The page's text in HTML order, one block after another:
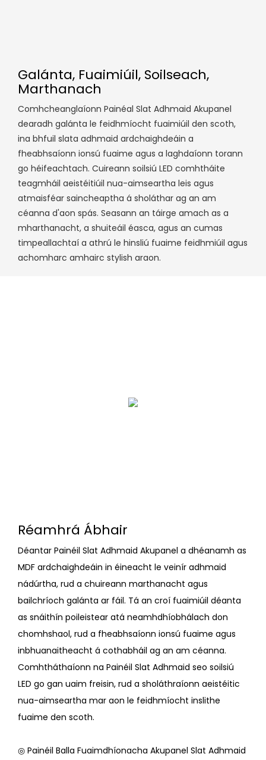
Galánta, Fuaimiúil, Soilseach,
Marthanach
Comhcheanglaíonn Painéal Slat Adhmaid Akupanel
dearadh galánta le feidhmíocht fuaimiúil den scoth,
ina bhfuil slata adhmaid ardchaighdeáin a
fheabhsaíonn ionsú fuaime agus a laghdaíonn torann
go héifeachtach. Cuireann soilsiú LED comhtháite
teagmháil aeistéitiúil nua-aimseartha leis agus
atmaisféar saincheaptha á sholáthar ag an am
céanna d'aon spás. Seasann an táirge amach as a
mharthanacht, a shuiteáil éasca, agus an cumas
timpeallachtaí a athrú le hinsliú fuaime feidhmiúil agus
achomharc amhairc stylish araon.
Réamhrá Ábhair
Déantar Painéil Slat Adhmaid Akupanel a dhéanamh as
MDF ardchaighdeáin in éineacht le veinír adhmaid
nádúrtha, rud a chuireann marthanacht agus
bailchríoch galánta ar fáil. Tá an croí fuaimiúil déanta
as snáithín poileistear atá neamhdhíobhálach don
chomhshaol, rud a fheabhsaíonn ionsú fuaime agus
inbhuanaitheacht á cothabháil ag an am céanna.
Comhtháthaíonn na Painéil Slat Adhmaid seo soilsiú
LED go gan uaim freisin, rud a sholáthraíonn aeistéitic
nua-aimseartha mar aon le feidhmíocht inslithe
fuaime den scoth.
◎ Painéil Balla Fuaimdhíonacha Akupanel Slat Adhmaid